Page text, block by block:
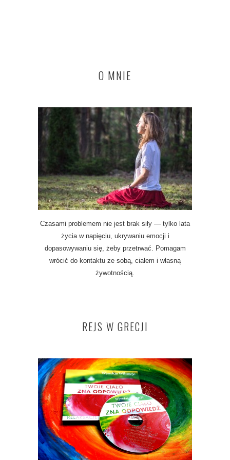
O MNIE
Czasami problemem nie jest brak siły — tylko lata
życia w napięciu, ukrywaniu emocji i
dopasowywaniu się, żeby przetrwać. Pomagam
wrócić do kontaktu ze sobą, ciałem i własną
żywotnością.
REJS W GRECJI